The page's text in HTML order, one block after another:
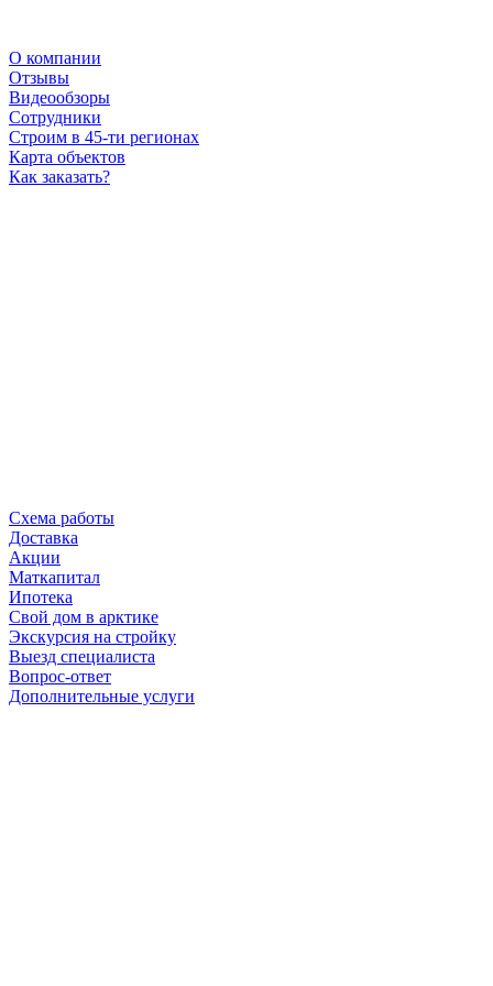
О компании
Отзывы
Видеообзоры
Сотрудники
Строим в 45-ти регионах
Карта объектов
Как заказать?
Схема работы
Доставка
Акции
Маткапитал
Ипотека
Свой дом в арктике
Экскурсия на стройку
Выезд специалиста
Вопрос-ответ
Дополнительные услуги